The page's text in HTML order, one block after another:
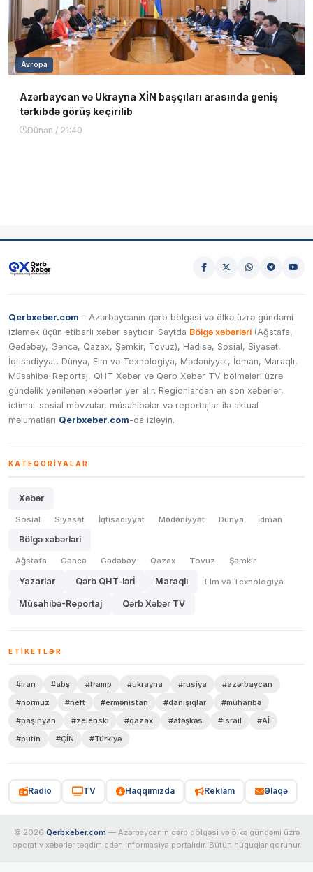
Avropa
Azərbaycan və Ukrayna XİN başçıları arasında geniş
tərkibdə görüş keçirilib
Dünən / 21:40
Qerbxeber.com – Azərbaycanın qərb bölgəsi və ölkə üzrə gündəmi
izləmək üçün etibarlı xəbər saytıdır. Saytda Bölgə xəbərləri (Ağstafa,
Gədəbəy, Gəncə, Qazax, Şəmkir, Tovuz), Hadisə, Sosial, Siyasət,
İqtisadiyyat, Dünya, Elm və Texnologiya, Mədəniyyət, İdman, Maraqlı,
Müsahibə-Reportaj, QHT Xəbər və Qərb Xəbər TV bölmələri üzrə
gündəlik yenilənən xəbərlər yer alır. Regionlardan ən son xəbərlər,
ictimai-sosial mövzular, müsahibələr və reportajlar ilə aktual
məlumatları Qerbxeber.com-da izləyin.
KATEQORIYALAR
Xəbər
Sosial Siyasət İqtisadiyyat Mədəniyyət Dünya İdman
Bölgə xəbərləri
Ağstafa Gəncə Gədəbəy Qazax Tovuz Şəmkir
Yazarlar Qərb QHT-lərİ Maraqlı Elm və Texnologiya
Müsahibə-Reportaj Qərb Xəbər TV
ETIKETLƏR
#iran #abş #tramp #ukrayna #rusiya
#azərbaycan
#hörmüz
#neft #ermənistan #danışıqlar
#müharibə
#paşinyan
#zelenski #qazax #atəşkəs #israil
#Aİ
#putin
#ÇİN #Türkiyə
Radio TV Haqqımızda Reklam Əlaqə
© 2026 Qerbxeber.com — Azərbaycanın qərb bölgəsi və ölkə gündəmi üzrə
operativ xəbərlər təqdim edən informasiya portalıdır. Bütün hüquqlar qorunur.